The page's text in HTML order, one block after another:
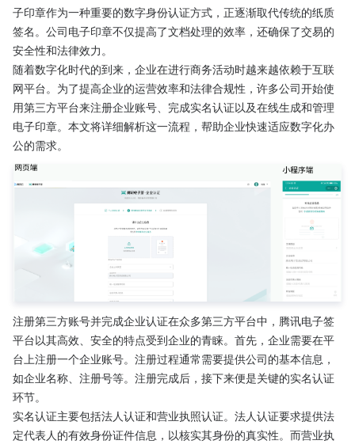
子印章作为一种重要的数字身份认证方式，正逐渐取代传统的纸质
签名。公司电子印章不仅提高了文档处理的效率，还确保了交易的
安全性和法律效力。
随着数字化时代的到来，企业在进行商务活动时越来越依赖于互联
网平台。为了提高企业的运营效率和法律合规性，许多公司开始使
用第三方平台来注册企业账号、完成实名认证以及在线生成和管理
电子印章。本文将详细解析这一流程，帮助企业快速适应数字化办
公的需求。
注册第三方账号并完成企业认证在众多第三方平台中，腾讯电子签
平台以其高效、安全的特点受到企业的青睐。首先，企业需要在平
台上注册一个企业账号。注册过程通常需要提供公司的基本信息，
如企业名称、注册号等。注册完成后，接下来便是关键的实名认证
环节。
实名认证主要包括法人认证和营业执照认证。法人认证要求提供法
定代表人的有效身份证件信息，以核实其身份的真实性。而营业执